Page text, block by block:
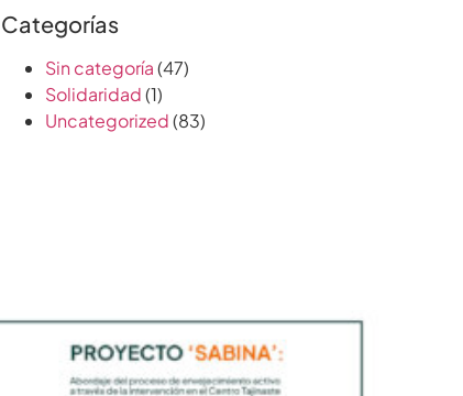
Categorías
Sin categoría(47)
Solidaridad(1)
Uncategorized(83)